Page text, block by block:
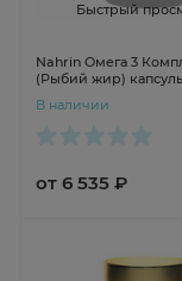
Быстрый
Nahrin Омега 3
(Рыбий жир)
В наличии
от 6 535 ₽